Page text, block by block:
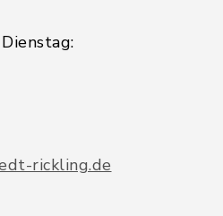
rickling.de